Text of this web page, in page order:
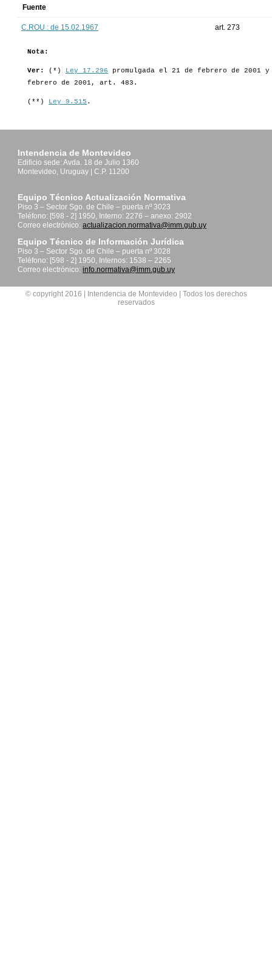
Fuente
C.ROU : de 15.02.1967 art. 273
Nota:
Ver: (*) Ley 17.296 promulgada el 21 de febrero de
febrero de 2001, art. 483.
(**) Ley 9.515 .
Intendencia de Montevideo
Edificio sede: Avda. 18 de Julio 1360
Montevideo, Uruguay | C.P. 11200
Equipo Técnico Actualización Normativa
Piso 3 – Sector Sgo. de Chile – puerta nº 3023
Teléfono: [598 - 2] 1950, Interno: 2276 – anexo: 2902
Correo electrónico: actualizacion.normativa@imm.gub.uy
Equipo Técnico de Información Jurídica
Piso 3 – Sector Sgo. de Chile – puerta nº 3028
Teléfono: [598 - 2] 1950, Internos: 1538 – 2265
Correo electrónico: info.normativa@imm.gub.uy
© copyright 2016 | Intendencia de Montevideo | Todos los derechos
reservados